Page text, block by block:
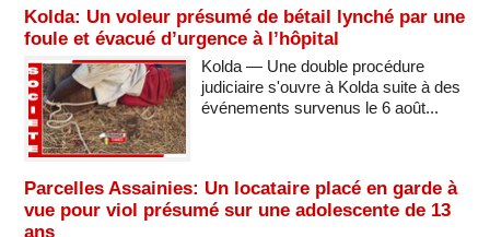
Kolda: Un voleur présumé de bétail lynché par une
foule et évacué d’urgence à l’hôpital
Kolda — Une double procédure
judiciaire s'ouvre à Kolda suite à des
événements survenus le 6 août...
Parcelles Assainies: Un locataire placé en garde à
vue pour viol présumé sur une adolescente de 13
ans